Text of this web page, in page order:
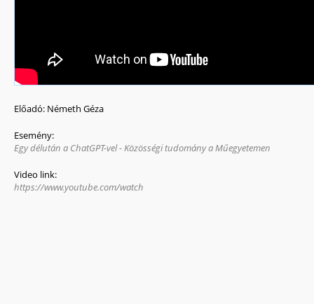
Előadó: Németh Géza
Esemény:
Egy délután a ChatGPT-vel - Közösségi tudomány a Műegyetemen
Video link:
https://www.youtube.com/watch